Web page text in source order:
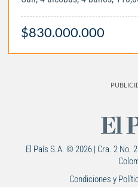
$830.000.000
El País S.A. © 2026 | Cra. 2 No.
Condiciones y